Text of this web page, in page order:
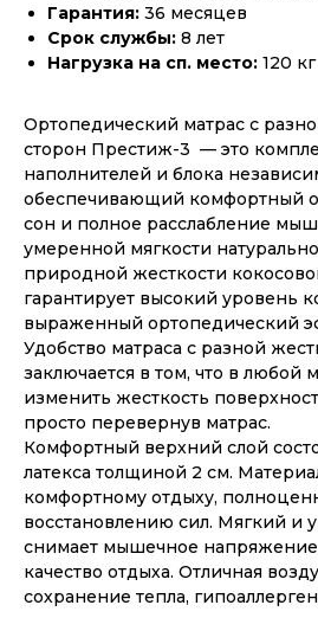
Гарантия: 36 месяцев
Срок службы: 8 лет
Нагрузка на сп. место: 120 кг
Ортопедический матрас с
сторон Престиж-3 — это
наполнителей и блока
обеспечивающий комфортный
сон и полное расслабление
умеренной мягкости
природной жесткости
гарантирует высокий уровень
выраженный ортопедический
Удобство матраса с разной
заключается в том, что в любой
изменить жесткость
просто перевернув матрас.
Комфортный верхний слой
латекса толщиной 2 см.
комфортному отдыху,
восстановлению сил. Мягкий и
снимает мышечное
качество отдыха. Отличная
сохранение тепла,